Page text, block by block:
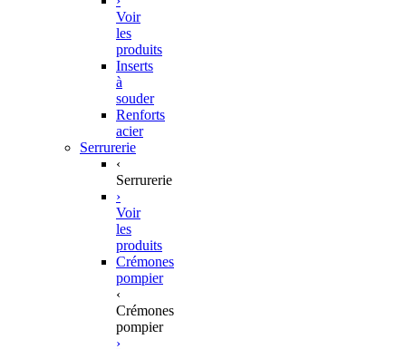
Voir
les
produits
Inserts
à
souder
Renforts
acier
Serrurerie
‹
Serrurerie
›
Voir
les
produits
Crémones
pompier
‹
Crémones
pompier
›